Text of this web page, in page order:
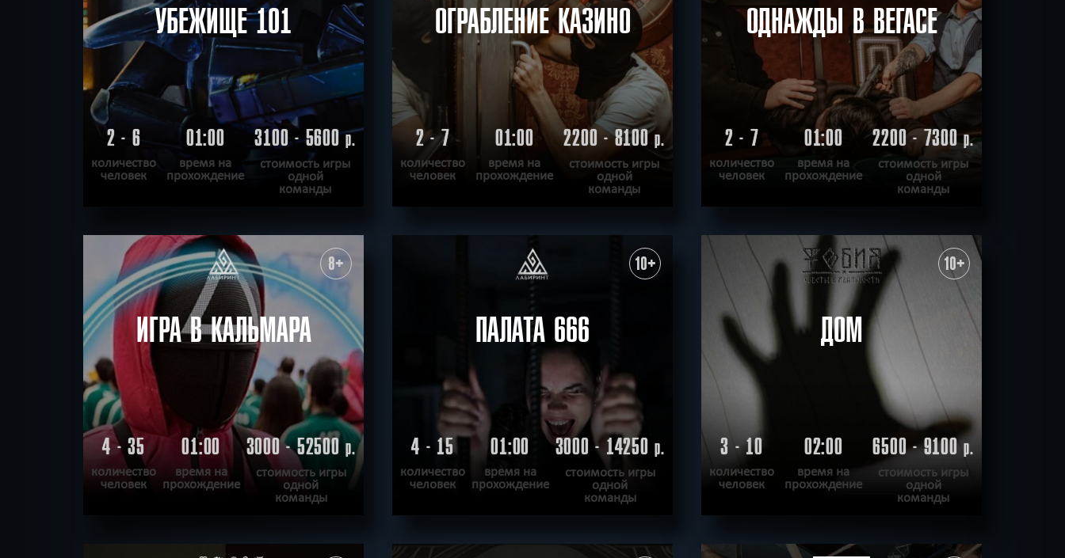
УБЕЖИЩЕ 101
2 - 6
количество
человек
01:00
время на
прохождение
3100 - 5600р.
стоимость игры
одной
команды
ХОЧУ ПРОЙТИ | КВЕСТ ПРОЙДЕН
ОГРАБЛЕНИЕ КАЗИНО
2 - 7
количество
человек
01:00
время на
прохождение
2200 - 8100р.
стоимость игры
одной
команды
|
ОДНАЖДЫ В ВЕГАСЕ
2 - 7
количество
человек
01:00
время на
прохождение
2200 - 7300р.
стоимость игры
одной
команды
ХОЧУ ПРОЙТИ | КВЕСТ ПРОЙДЕН
8+
ИГРА В КАЛЬМАРА
4 - 35
количество
человек
01:00
время на
прохождение
3000 - 52500р.
стоимость игры
одной
команды
10+
ПАЛАТА 666
4 - 15
количество
человек
01:00
время на
прохождение
3000 - 14250р.
стоимость игры
одной
команды
10+
ДОМ
3 - 10
количество
человек
02:00
время на
прохождение
6500 - 9100р.
стоимость игры
одной
команды